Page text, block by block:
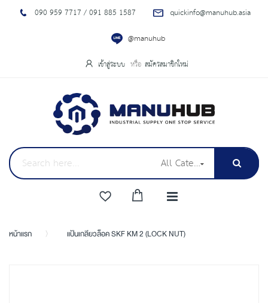
090 959 7717 / 091 885 1587
quickinfo@manuhub.asia
@manuhub
เข้าสู่ระบบ สมัครสมาชิกใหม่
All Categories
หน้าแรก แป้นเกลียวล็อค SKF KM 2 (LOCK NUT)